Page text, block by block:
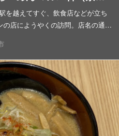
を越えてすぐ、飲食店などが立ち
の店にようやくの訪問。店名の通…